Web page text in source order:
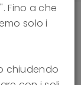
to
Fino a che
solo i
chiudendo